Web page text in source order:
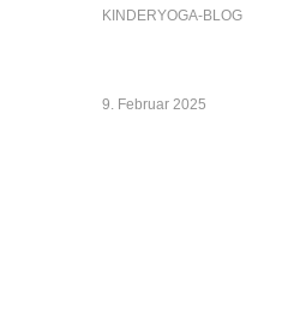
KINDERYOGA-BLOG
9. Februar 2025